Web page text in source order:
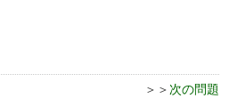
＞＞ 次の問題